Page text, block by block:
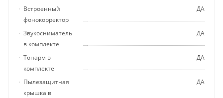
Встроенный
фонокорректор
ДА
Звукосниматель
в комплекте
ДА
Тонарм в
комплекте
ДА
Пылезащитная
крышка в
ДА